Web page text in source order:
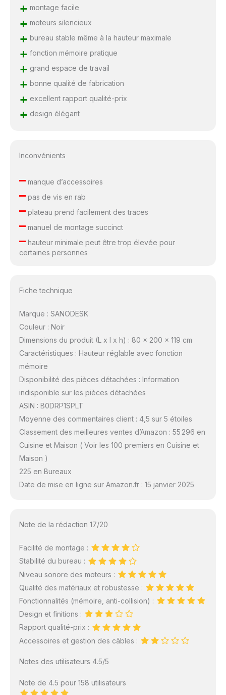
+ montage facile
+ moteurs silencieux
+ bureau stable même à la hauteur maximale
+ fonction mémoire pratique
+ grand espace de travail
+ bonne qualité de fabrication
+ excellent rapport qualité-prix
+ design élégant
Inconvénients
–manque d’accessoires
–pas de vis en rab
–plateau prend facilement des traces
–manuel de montage succinct
–hauteur minimale peut être trop élevée pour
certaines personnes
Fiche technique
Marque : SANODESK
Couleur : Noir
Dimensions du produit (L x l x h) : 80 x 200 x 119 cm
Caractéristiques : Hauteur réglable avec fonction
mémoire
Disponibilité des pièces détachées : Information
indisponible sur les pièces détachées
ASIN : B0DRP1SPLT
Moyenne des commentaires client : 4,5 sur 5 étoiles
Classement des meilleures ventes d’Amazon : 55 296 en
Cuisine et Maison ( Voir les 100 premiers en Cuisine et
Maison )
225 en Bureaux
Date de mise en ligne sur Amazon.fr : 15 janvier 2025
Note de la rédaction 17/20
Facilité de montage :
Stabilité du bureau :
Niveau sonore des moteurs :
Qualité des matériaux et robustesse :
Fonctionnalités (mémoire, anti-collision) :
Design et finitions :
Rapport qualité-prix :
Accessoires et gestion des câbles :
Notes des utilisateurs 4.5/5
Note de 4.5 pour 158 utilisateurs